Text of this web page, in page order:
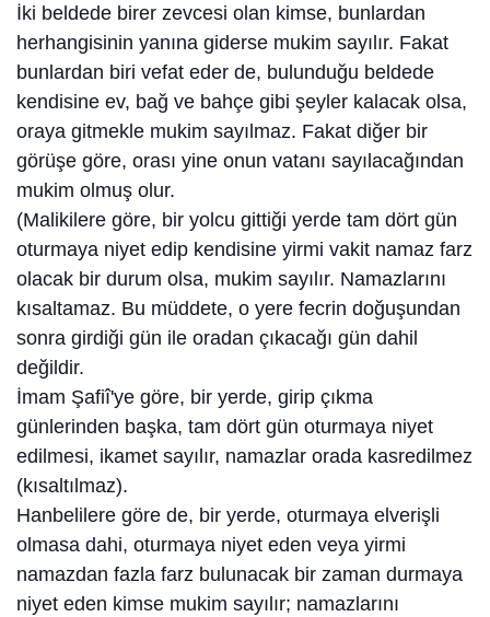
İki beldede birer zevcesi olan kimse, bunlardan
herhangisinin yanına giderse mukim sayılır. Fakat
bunlardan biri vefat eder de, bulunduğu beldede
kendisine ev, bağ ve bahçe gibi şeyler kalacak olsa,
oraya gitmekle mukim sayılmaz. Fakat diğer bir
görüşe göre, orası yine onun vatanı sayılacağından
mukim olmuş olur.
(Malikilere göre, bir yolcu gittiği yerde tam dört gün
oturmaya niyet edip kendisine yirmi vakit namaz farz
olacak bir durum olsa, mukim sayılır. Namazlarını
kısaltamaz. Bu müddete, o yere fecrin doğuşundan
sonra girdiği gün ile oradan çıkacağı gün dahil
değildir.
İmam Şafiî'ye göre, bir yerde, girip çıkma
günlerinden başka, tam dört gün oturmaya niyet
edilmesi, ikamet sayılır, namazlar orada kasredilmez
(kısaltılmaz).
Hanbelilere göre de, bir yerde, oturmaya elverişli
olmasa dahi, oturmaya niyet eden veya yirmi
namazdan fazla farz bulunacak bir zaman durmaya
niyet eden kimse mukim sayılır; namazlarını